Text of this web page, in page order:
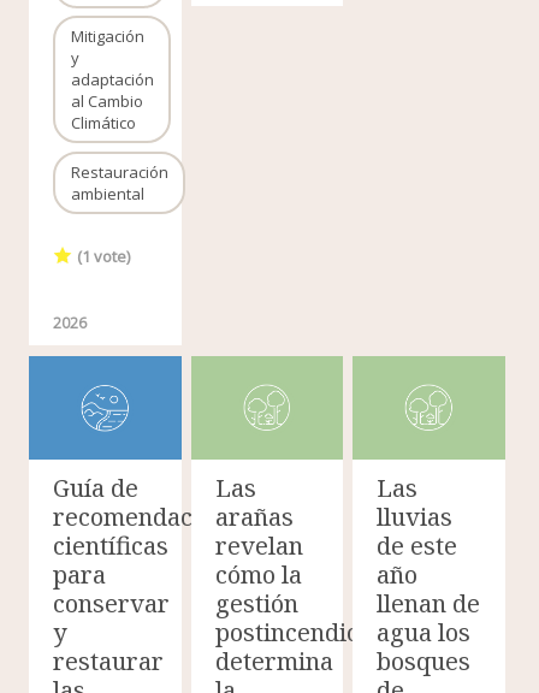
Mitigación
y
adaptación
al Cambio
Climático
Restauración
ambiental
(1 vote)
2026
Guía de
recomendaciones
científicas
para
conservar
y
restaurar
Las
arañas
revelan
cómo la
gestión
postincendio
determina
Las
lluvias
de este
año
llenan de
agua los
bosques